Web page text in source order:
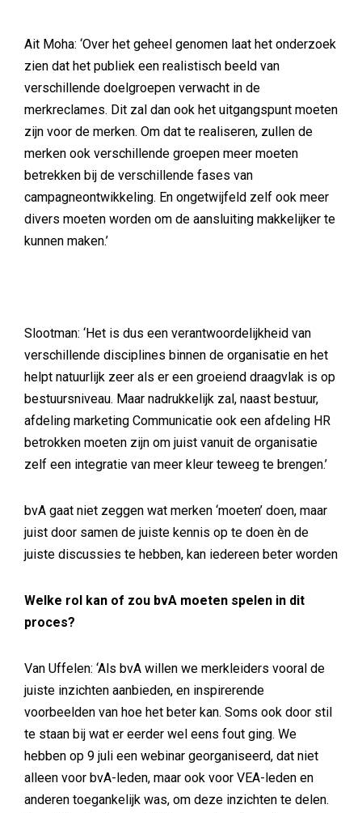
Ait Moha: ‘Over het geheel genomen laat het onderzoek
zien dat het publiek een realistisch beeld van
verschillende doelgroepen verwacht in de
merkreclames. Dit zal dan ook het uitgangspunt moeten
zijn voor de merken. Om dat te realiseren, zullen de
merken ook verschillende groepen meer moeten
betrekken bij de verschillende fases van
campagneontwikkeling. En ongetwijfeld zelf ook meer
divers moeten worden om de aansluiting makkelijker te
kunnen maken.’
Slootman: ‘Het is dus een verantwoordelijkheid van
verschillende disciplines binnen de organisatie en het
helpt natuurlijk zeer als er een groeiend draagvlak is op
bestuursniveau. Maar nadrukkelijk zal, naast bestuur,
afdeling marketing Communicatie ook een afdeling HR
betrokken moeten zijn om juist vanuit de organisatie
zelf een integratie van meer kleur teweeg te brengen.’
bvA gaat niet zeggen wat merken ‘moeten’ doen, maar
juist door samen de juiste kennis op te doen èn de
juiste discussies te hebben, kan iedereen beter worden
Welke rol kan of zou bvA moeten spelen in dit
proces?
Van Uffelen: ‘Als bvA willen we merkleiders vooral de
juiste inzichten aanbieden, en inspirerende
voorbeelden van hoe het beter kan. Soms ook door stil
te staan bij wat er eerder wel eens fout ging. We
hebben op 9 juli een webinar georganiseerd, dat niet
alleen voor bvA-leden, maar ook voor VEA-leden en
anderen toegankelijk was, om deze inzichten te delen.